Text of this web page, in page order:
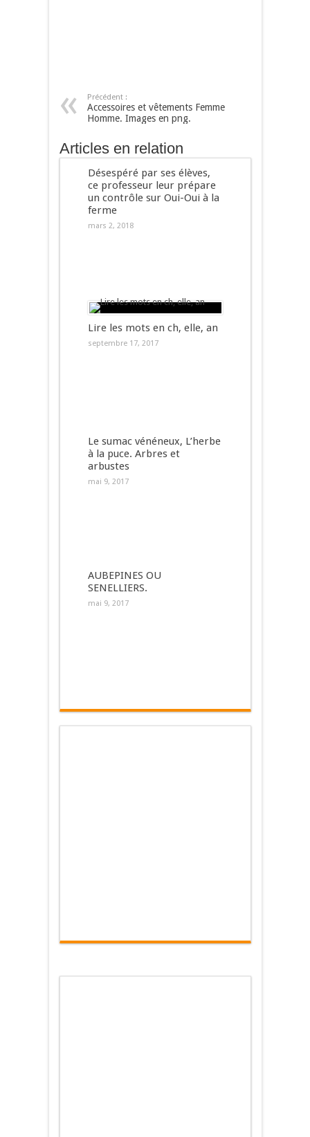
Précédent :
Accessoires et vêtements Femme
Homme. Images en png.
Articles en relation
Désespéré par ses élèves,
ce professeur leur prépare
un contrôle sur Oui-Oui à la
ferme
mars 2, 2018
Lire les mots en ch, elle, an
septembre 17, 2017
Le sumac vénéneux, L’herbe
à la puce. Arbres et
arbustes
mai 9, 2017
AUBEPINES OU
SENELLIERS.
mai 9, 2017